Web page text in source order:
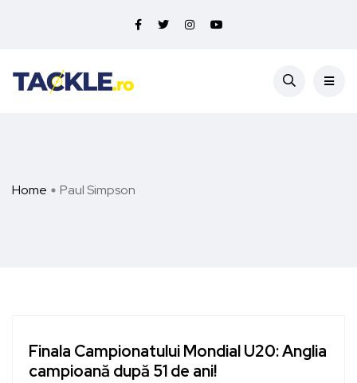
Home Paul Simpson
Finala Campionatului Mondial U20: Anglia
campioană după 51 de ani!